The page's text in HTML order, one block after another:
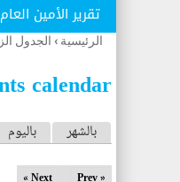
تقرير الأمين العام
أنت
هنا
الرئيسية › الجدول
calendar
ا
ل
بالشهر باليوم